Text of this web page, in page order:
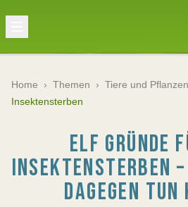
Home › Themen › Tiere und Pflanzen
Insektensterben
ELF GRÜNDE
INSEKTENSTERBEN
DAGEGEN TUN